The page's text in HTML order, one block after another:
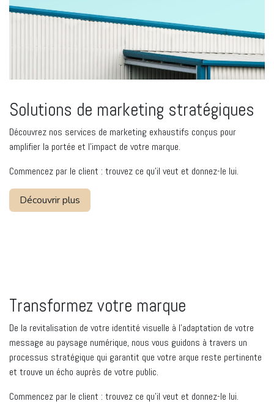
Solutions de marketing stratégiques
Découvrez nos services de marketing exhaustifs conçus pour
amplifier la portée et l'impact de votre marque.
Commencez par le client : trouvez ce qu'il veut et donnez-le lui.
Découvrir plus
Transformez votre marque
De la revitalisation de votre identité visuelle à l'adaptation de votre
message au paysage numérique, nous vous guidons à travers un
processus stratégique qui garantit que votre arque reste pertinente
et trouve un écho auprès de votre public.
Commencez par le client : trouvez ce qu'il veut et donnez-le lui.